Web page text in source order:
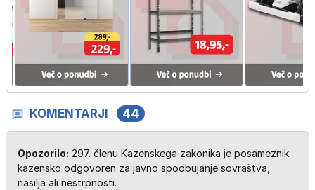
KOMENTARJI 44
Opozorilo: 297. členu Kazenskega zakonika je posameznik
kazensko odgovoren za javno spodbujanje sovraštva,
nasilja ali nestrpnosti.